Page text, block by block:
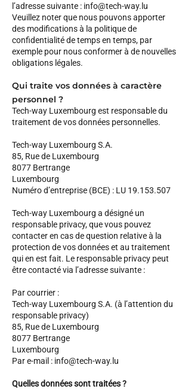
l’adresse suivante : info@tech-way.lu
Veuillez noter que nous pouvons apporter
des modifications à la politique de
confidentialité de temps en temps, par
exemple pour nous conformer à de nouvelles
obligations légales.
Qui traite vos données à caractère
personnel ?
Tech-way Luxembourg est responsable du
traitement de vos données personnelles.
Tech-way Luxembourg S.A.
85, Rue de Luxembourg
8077 Bertrange
Luxembourg
Numéro d’entreprise (BCE) : LU 19.153.507
Tech-way Luxembourg a désigné un
responsable privacy, que vous pouvez
contacter en cas de question relative à la
protection de vos données et au traitement
qui en est fait. Le responsable privacy peut
être contacté via l’adresse suivante :
Par courrier :
Tech-way Luxembourg S.A. (à l’attention du
responsable privacy)
85, Rue de Luxembourg
8077 Bertrange
Luxembourg
Par e-mail : info@tech-way.lu
Quelles données sont traitées ?